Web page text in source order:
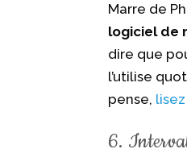
Marre de
logiciel de
dire que
l’utilise
pense,
6.